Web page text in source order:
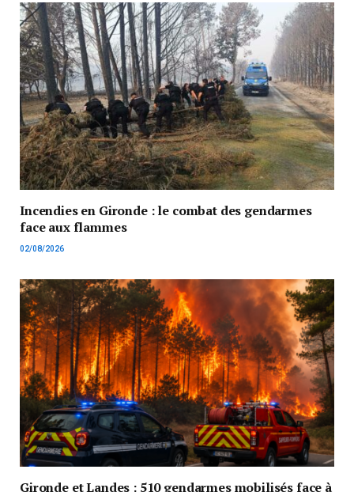
Incendies en Gironde : le combat des gendarmes
face aux flammes
02/08/2026
Gironde et Landes : 510 gendarmes mobilisés face à